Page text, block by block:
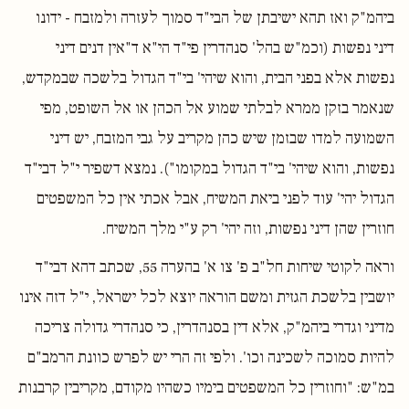
ביהמ"ק ואז תהא ישיבתן של הבי"ד סמוך לעזרה ולמזבח - ידונו
דיני נפשות (וכמ"ש בהל' סנהדרין פי"ד הי"א ד"אין דנים דיני
נפשות אלא בפני הבית, והוא שיהי' בי"ד הגדול בלשכה שבמקדש,
שנאמר בזקן ממרא לבלתי שמוע אל הכהן או אל השופט, מפי
השמועה למדו שבזמן שיש כהן מקריב על גבי המזבח, יש דיני
נפשות, והוא שיהי' בי"ד הגדול במקומו"). נמצא דשפיר י"ל דבי"ד
הגדול יהי' עוד לפני ביאת המשיח, אבל אכתי אין כל המשפטים
חוזרין שהן דיני נפשות, וזה יהי' רק ע"י מלך המשיח.
וראה לקוטי שיחות חל"ב פ' צו א' בהערה 55, שכתב דהא דבי"ד
יושבין בלשכת הגזית ומשם הוראה יוצא לכל ישראל, י"ל דזה אינו
מדיני וגדרי ביהמ"ק, אלא דין בסנהדרין, כי סנהדרי גדולה צריכה
להיות סמוכה לשכינה וכו'. ולפי זה הרי יש לפרש כוונת הרמב"ם
במ"ש: "וחוזרין כל המשפטים בימיו כשהיו מקודם, מקריבין קרבנות